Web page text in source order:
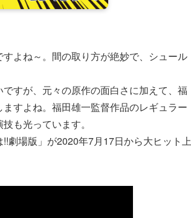
よね～。間の取り方が絶妙で、シュール
すが、元々の原作の面白さに加えて、福
すよね。福田雄一監督作品のレギュラー
も光っています。
劇場版」が2020年7月17日から大ヒット上